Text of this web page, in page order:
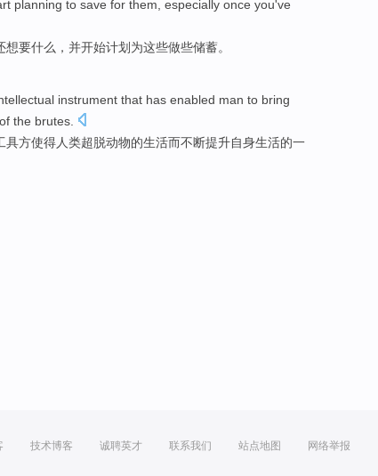
planning to save for them , especially once you've
想要什么 ， 并开始计划 为这些做些储蓄。
instrument that has enabled man to bring
of the brutes.
具方使得人类超脱动物的生活而不断提升自身生活的一
技术博客 诚聘英才 联系我们 站点地图 网络举报